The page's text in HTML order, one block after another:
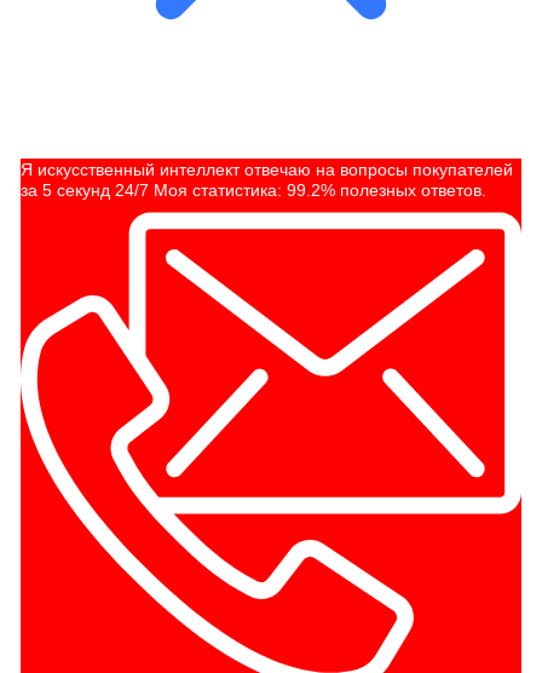
Я искусственный интеллект отвечаю на вопросы покупателей
за 5 секунд 24/7 Моя статистика: 99.2% полезных ответов.